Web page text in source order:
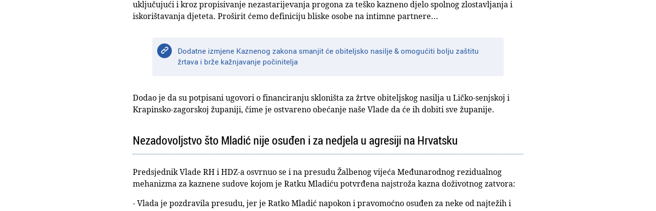
uključujući i kroz propisivanje nezastarijevanja progona za teško kazneno djelo spolnog zlostavljanja i
iskorištavanja djeteta. Proširit ćemo definiciju bliske osobe na intimne partnere...
Dodatne izmjene Kaznenog zakona smanjit će obiteljsko nasilje & omogućiti bolju zaštitu
žrtava i brže kažnjavanje počinitelja
Dodao je da su potpisani ugovori o financiranju skloništa za žrtve obiteljskog nasilja u Ličko-senjskoj i
Krapinsko-zagorskoj županiji, čime je ostvareno obećanje naše Vlade da će ih dobiti sve županije.
Nezadovoljstvo što Mladić nije osuđen i za nedjela u agresiji na Hrvatsku
Predsjednik Vlade RH i HDZ-a osvrnuo se i na presudu Žalbenog vijeća Međunarodnog rezidualnog
mehanizma za kaznene sudove kojom je Ratku Mladiću potvrđena najstroža kazna doživotnog zatvora:
- Vlada je pozdravila presudu, jer je Ratko Mladić napokon i pravomoćno osuđen za neke od najtežih i